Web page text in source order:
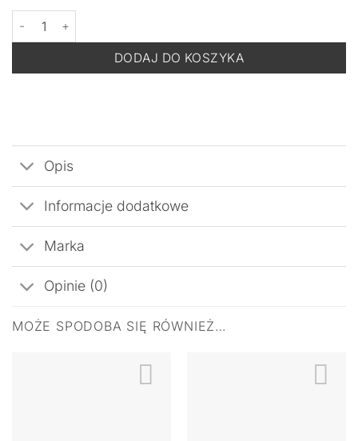
ilość DERMOMEDICA Color Care Double Touch Lipstick Satin
DODAJ DO KOSZYKA
Opis
Informacje dodatkowe
Marka
Opinie (0)
MOŻE SPODOBA SIĘ RÓWNIEŻ…